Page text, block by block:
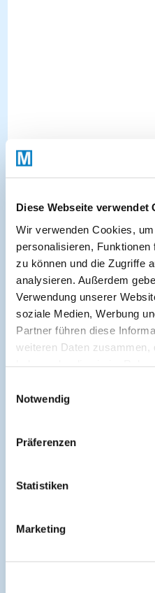
Diese Webseite verwendet
Wir verwenden Cookies,
personalisieren,
zu können und die Zugriffe
analysieren. Außerdem
Verwendung unserer
soziale Medien, Werbung
Partner führen diese
weiteren Daten zusammen,
Notwendig
Präferenzen
Statistiken
Marketing
About
Cogitando-GmbH
c/o CME-Verlag
Im Birnengarten 7
91077 Neunkirchen
+49 (0)9134 2290930
Online
Symposium One